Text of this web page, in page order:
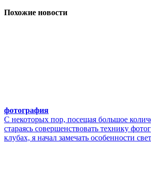
Похожие новости
фотография
C некоторых пор, посещая большое
стараясь совершенствовать технику
клубах, я начал замечать особенности